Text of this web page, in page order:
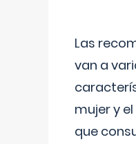
Las
van a
mujer y
que